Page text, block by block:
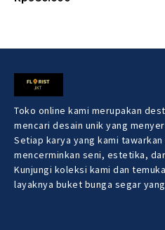
Toko online kami merupakan
mencari desain unik yang
Setiap karya yang kami
mencerminkan seni, estetika,
Kunjungi koleksi kami dan
layaknya buket bunga segar